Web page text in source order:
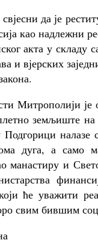
да је
као надлежни
акта у складу
и вјерских
Митрополији је
земљиште
Подгорици
дуга, а само
манастиру и
ће уважити
свим бившим